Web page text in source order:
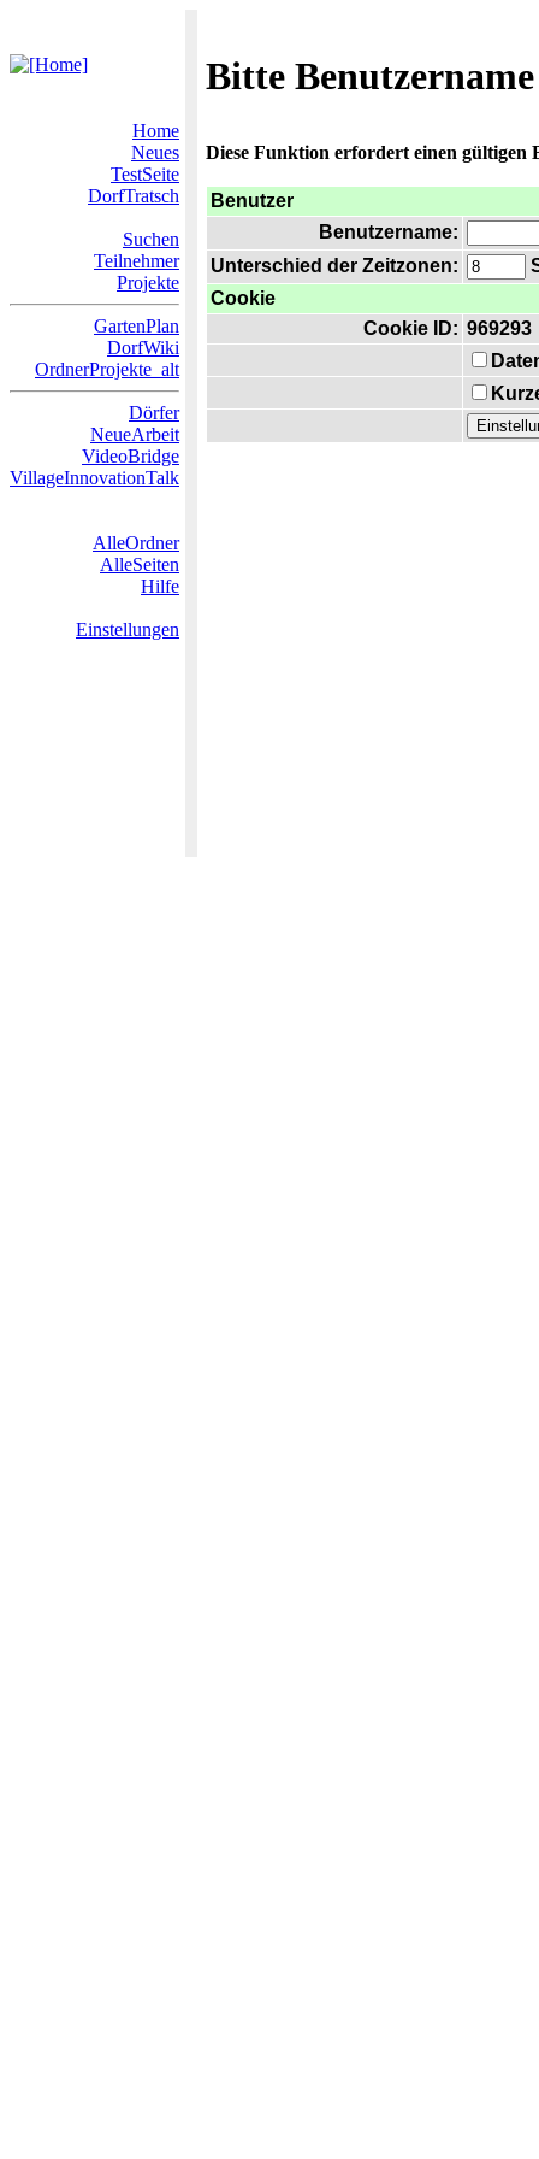
Bitte
Home
Neues
TestSeite
DorfTratsch
Suchen
Teilnehmer
Projekte
GartenPlan
DorfWiki
OrdnerProjekte_alt
Dörfer
NeueArbeit
VideoBridge
VillageInnovationTalk
AlleOrdner
AlleSeiten
Hilfe
Einstellungen
Diese Funktion erfordert einen gültigen
Benutzer
Benutzername:
Unterschied der Zeitzonen:
Cookie
Cookie ID: 969293